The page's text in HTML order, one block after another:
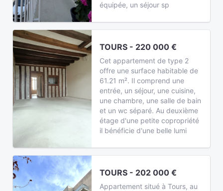
équipée, un séjour sp
TOURS - 220 000 €
Cet appartement de type 2
offre une surface habitable de
61.21 m². Il comprend une
entrée, un séjour, une cuisine,
une chambre, une salle de bain
et un wc séparé. Au deuxième
étage d'une petite copropriété
il bénéficie d'une belle lumi
TOURS - 202 000 €
Appartement situé à Tours, au